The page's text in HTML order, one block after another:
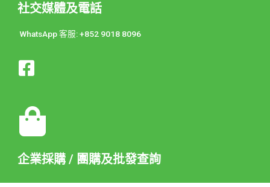
社交媒體及電話
WhatsApp 客服: +852 9018 8096
企業採購 / 團購及批發查詢